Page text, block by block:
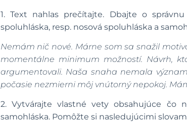
1. Text nahlas prečítajte. Dbajte o
spoluhláska, resp. nosová spoluhláska a
Nemám nič nové. Márne som sa snažil
momentálne minimum možností. Návrh,
argumentovali. Naša snaha nemala
počasie nezmierni môj vnútorný nepokoj.
2. Vytvárajte vlastné vety obsahujúce čo
samohláska. Pomôžte si nasledujúcimi